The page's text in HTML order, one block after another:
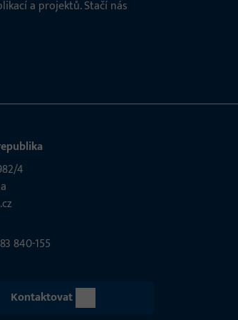
a projektů. Stačí nás
4
840-155
Kontaktovat